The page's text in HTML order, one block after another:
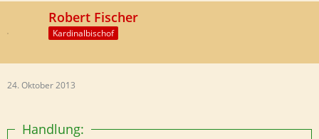
Robert Fischer
Kardinalbischof
24. Oktober 2013
Handlung: